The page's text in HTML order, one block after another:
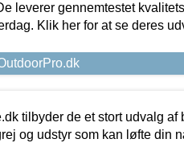
leverer gennemtestet
Klik her for at se deres
tilbyder de et stort udvalg
og udstyr som kan løfte din